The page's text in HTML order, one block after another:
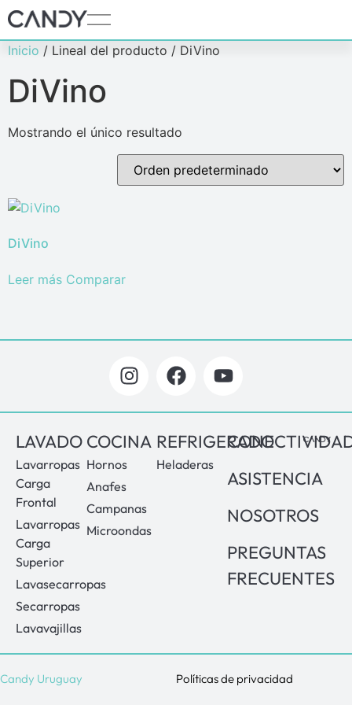
Inicio / Lineal del producto / DiVino
DiVino
Mostrando el único resultado
DiVino
Leer más Comparar
LAVADO
Lavarropas
Carga
Frontal
Lavarropas
Carga
Superior
Lavasecarropas
Secarropas
Lavavajillas
COCINA
Hornos
Anafes
Campanas
Microondas
REFRIGERADO
Heladeras
ASISTENCIA
NOSOTROS
PREGUNTAS
FRECUENTES
Candy Uruguay Políticas de privacidad